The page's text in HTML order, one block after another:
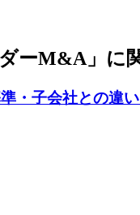
ーM&A」に
・子会社との違